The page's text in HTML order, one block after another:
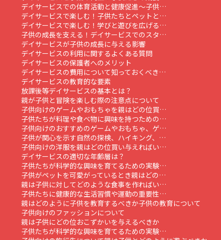
デイサービスでの体育活動と健康促進～子供…
デイサービスで楽しむ！子供たちとペットと…
デイサービスで楽しむ！学びと遊びを広げる…
子供の成長を支える！デイサービスでのスタ…
デイサービスが子供の成長に与える影響
デイサービスの利用に関するよくある質問
デイサービスの保護者へのメリット
デイサービスの費用について知っておくべき…
デイサービスの教育的な要素
放課後等デイサービスの基本とは？
親が子供と冒険を楽しむ際の注意点について
子供向けのゲームやおもちゃを親はどの位買…
子供たちが料理や食べ物に興味を持つための…
子供向けのおすすめのゲームやおもちゃ、ゲ…
子供が関心を示す自然の探検、ハイキング、…
子供向けの洋服を親はどの位買い与えればい…
デイサービスの適切な年齢層は？
子供たちが科学的な興味を育てるための実験…
子供がペットを可愛がっているとき親はどの…
親は子供に対してどのような食事を作ればい…
子供たちに健康的な生活習慣や運動の重要性…
親はどのように子供を教育するべきか子供の教育について
子供向けのファッションについて
親は子供にどの位おこずかいを与えるべきか
子供たちが科学的な興味を育てるための実験…